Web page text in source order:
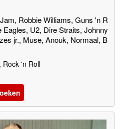
Robbie Williams, Guns 'n R
U2, Dire Straits, Johnny
jr., Muse, Anouk, Normaal, B
Rock 'n Roll